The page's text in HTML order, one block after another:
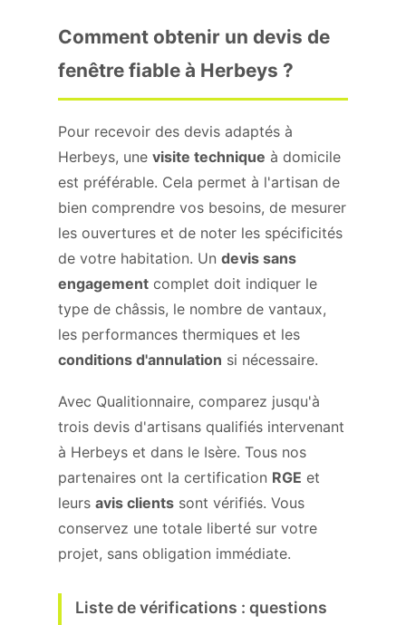
Comment obtenir un devis de
fenêtre fiable à Herbeys ?
Pour recevoir des devis adaptés à
Herbeys, une visite technique à domicile
est préférable. Cela permet à l'artisan de
bien comprendre vos besoins, de mesurer
les ouvertures et de noter les spécificités
de votre habitation. Un devis sans
engagement complet doit indiquer le
type de châssis, le nombre de vantaux,
les performances thermiques et les
conditions d'annulation si nécessaire.
Avec Qualitionnaire, comparez jusqu'à
trois devis d'artisans qualifiés intervenant
à Herbeys et dans le Isère. Tous nos
partenaires ont la certification RGE et
leurs avis clients sont vérifiés. Vous
conservez une totale liberté sur votre
projet, sans obligation immédiate.
Liste de vérifications : questions